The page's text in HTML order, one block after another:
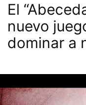
El
nuevo
dominar a